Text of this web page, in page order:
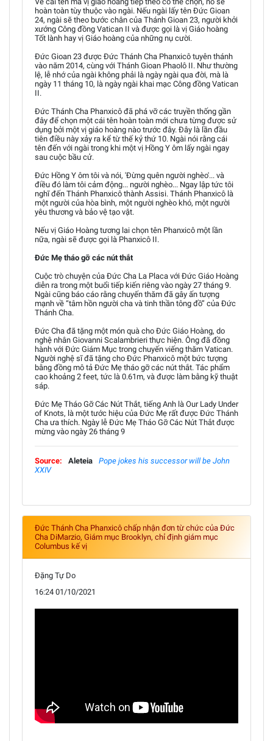
hoàn toàn tùy thuộc vào ngài. Nếu ngài lấy tên Đức Gioan
24, ngài sẽ theo bước chân của Thánh Gioan 23, người khởi
xướng Công đồng Vatican II và được gọi là vị Giáo hoàng
Tốt lành hay vị Giáo hoàng của những nụ cười.
Đức Gioan 23 được Đức Thánh Cha Phanxicô tuyên thánh
vào năm 2014, cùng với Thánh Gioan Phaolô II. Như thường
lệ, lễ nhớ của ngài không phải là ngày ngài qua đời, mà là
ngày 11 tháng 10, là ngày ngài khai mạc Công đồng Vatican
II.
Đức Thánh Cha Phanxicô đã phá vỡ các truyền thống gần
đây để chọn một cái tên hoàn toàn mới chưa từng được sử
dụng bởi một vị giáo hoàng nào trước đây. Đây là lần đầu
tiên điều này xảy ra kể từ thế kỷ thứ 10. Ngài nói rằng cái
tên đến với ngài trong khi một vị Hồng Y ôm lấy ngài ngay
sau cuộc bầu cử.
Đức Hồng Y ôm tôi và nói, 'Đừng quên người nghèo'... và
điều đó làm tôi cảm động... người nghèo... Ngay lập tức tôi
nghĩ đến Thánh Phanxicô thành Assisi. Thánh Phanxicô là
một người của hòa bình, một người nghèo khó, một người
yêu thương và bảo vệ tạo vật.
Nếu vị Giáo Hoàng tương lai chọn tên Phanxicô một lần
nữa, ngài sẽ được gọi là Phanxicô II.
Đức Mẹ tháo gỡ các nút thắt
Cuộc trò chuyện của Đức Cha La Placa với Đức Giáo Hoàng
diễn ra trong một buổi tiếp kiến riêng vào ngày 27 tháng 9.
Ngài cũng báo cáo rằng chuyến thăm đã gây ấn tượng
mạnh về “tâm hồn người cha và tinh thần tông đồ” của Đức
Thánh Cha.
Đức Cha đã tặng một món quà cho Đức Giáo Hoàng, do
nghệ nhân Giovanni Scalambrieri thực hiện. Ông đã đồng
hành với Đức Giám Mục trong chuyến viếng thăm Vatican.
Người nghệ sĩ đã tặng cho Đức Phanxicô một bức tượng
bằng đồng mô tả Đức Mẹ tháo gỡ các nút thắt. Tác phẩm
cao khoảng 2 feet, tức là 0.61m, và được làm bằng kỹ thuật
sáp.
Đức Mẹ Tháo Gỡ Các Nút Thắt, tiếng Anh là Our Lady Under
of Knots, là một tước hiệu của Đức Mẹ rất được Đức Thánh
Cha ưa thích. Ngày lễ Đức Mẹ Tháo Gỡ Các Nút Thắt được
mừng vào ngày 26 tháng 9
Source: Aleteia
Pope jokes his successor will be John
XXIV
Đức Thánh Cha Phanxicô chấp nhận đơn từ chức của Đức
Cha DiMarzio, Giám mục Brooklyn, chỉ định giám mục
Columbus kế vị
Đặng Tự Do
16:24 01/10/2021